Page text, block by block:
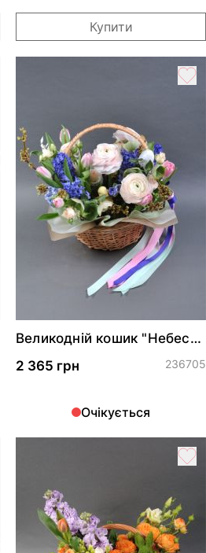
Купити
Великодній кошик "Небесна
2 365 грн
236705
Очікується